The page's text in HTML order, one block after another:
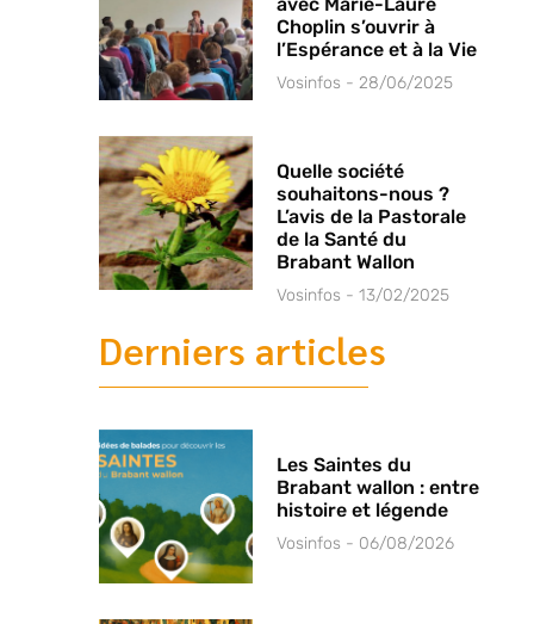
Choplin s’ouvrir à
l’Espérance et à la Vie
Vosinfos 28/06/2025
Quelle société
souhaitons-nous ?
L’avis de la Pastorale
de la Santé du
Brabant Wallon
Vosinfos 13/02/2025
Derniers articles
Les Saintes du
Brabant wallon : entre
histoire et légende
Vosinfos 06/08/2026